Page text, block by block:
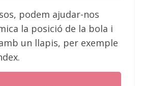
podem ajudar-nos
la posició de la bola i
un llapis, per exemple